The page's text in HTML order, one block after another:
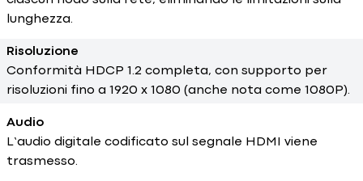
lunghezza.
Risoluzione
Conformità HDCP 1.2 completa, con supporto per
risoluzioni fino a 1920 x 1080 (anche nota come 1080P).
Audio
L’audio digitale codificato sul segnale HDMI viene
trasmesso.